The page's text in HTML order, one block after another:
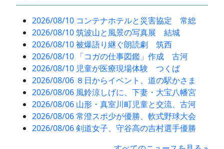
2026/08/10 コンテナホテルと災害協定 常総
2026/08/10 筑波山と風景の写真展 結城
2026/08/10 被爆語り継ぐ朗読劇 筑西
2026/08/10 「コガの仕事図鑑」作成 古河
2026/08/10 児童が医療現場体験 つくば
2026/08/06 ８日からイベント、道の駅かさま
2026/08/06 風鈴涼しげに、下妻・大宝八幡宮
2026/08/06 山形・真室川町児童と交流、古河
2026/08/06 常澄スポ少が優勝、軟式野球大会
2026/08/06 剣道女子、守谷高の吉村選手優勝